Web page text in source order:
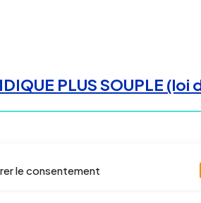
le consentement
PLUS SOUPLE (loi